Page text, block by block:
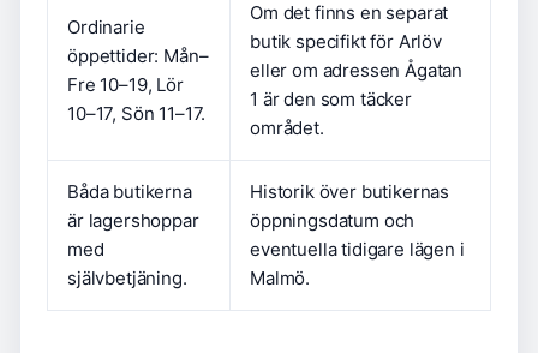
Ordinarie
öppettider: Mån–
Fre 10–19, Lör
10–17, Sön 11–17.
Om det finns en separat
butik specifikt för Arlöv
eller om adressen Ågatan
1 är den som täcker
området.
Båda butikerna
är lagershoppar
med
självbetjäning.
Historik över butikernas
öppningsdatum och
eventuella tidigare lägen i
Malmö.